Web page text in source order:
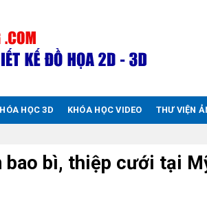
HỌC 3D KHÓA HỌC VIDEO THƯ VIỆN
bao bì, thiệp cưới tại